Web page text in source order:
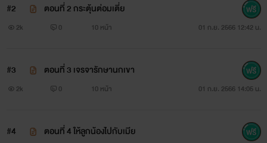
#2 ตอนที่ 2 กระตุ้นต่อมเตี่ย
2k 0 10 หน้า 01 ก.ย. 2566 12:42 น.
#3 ตอนที่ 3 เจรจารักษานกเขา
2k 0 10 หน้า 01 ก.ย. 2566 14:05 น.
#4 ตอนที่ 4 ให้ลูกน้องไปกับเมีย